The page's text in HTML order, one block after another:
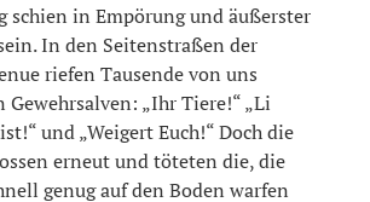
schien in Empörung und äußerster
In den Seitenstraßen der
riefen Tausende von uns
Gewehrsalven: „Ihr Tiere!“ „Li
und „Weigert Euch!“ Doch die
erneut und töteten die, die
genug auf den Boden warfen